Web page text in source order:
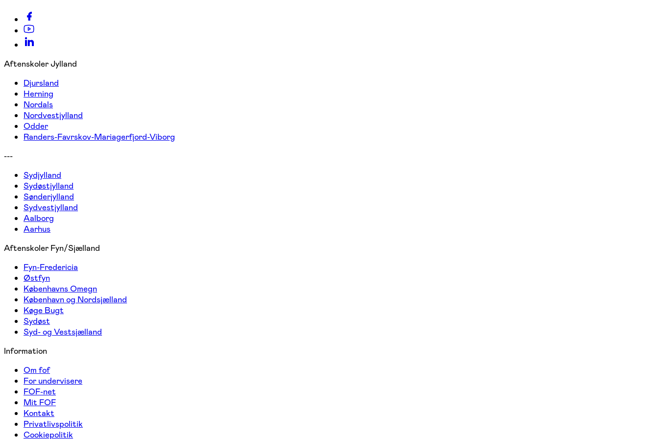
Aftenskoler Jylland
Djursland
Herning
Nordals
Nordvestjylland
Odder
Randers-Favrskov-Mariagerfjord-Viborg
---
Sydjylland
Sydøstjylland
Sønderjylland
Sydvestjylland
Aalborg
Aarhus
Aftenskoler Fyn/Sjælland
Fyn-Fredericia
Østfyn
Københavns Omegn
København og Nordsjælland
Køge Bugt
Sydøst
Syd- og Vestsjælland
Information
Om fof
For undervisere
FOF-net
Mit FOF
Kontakt
Privatlivspolitik
Cookiepolitik